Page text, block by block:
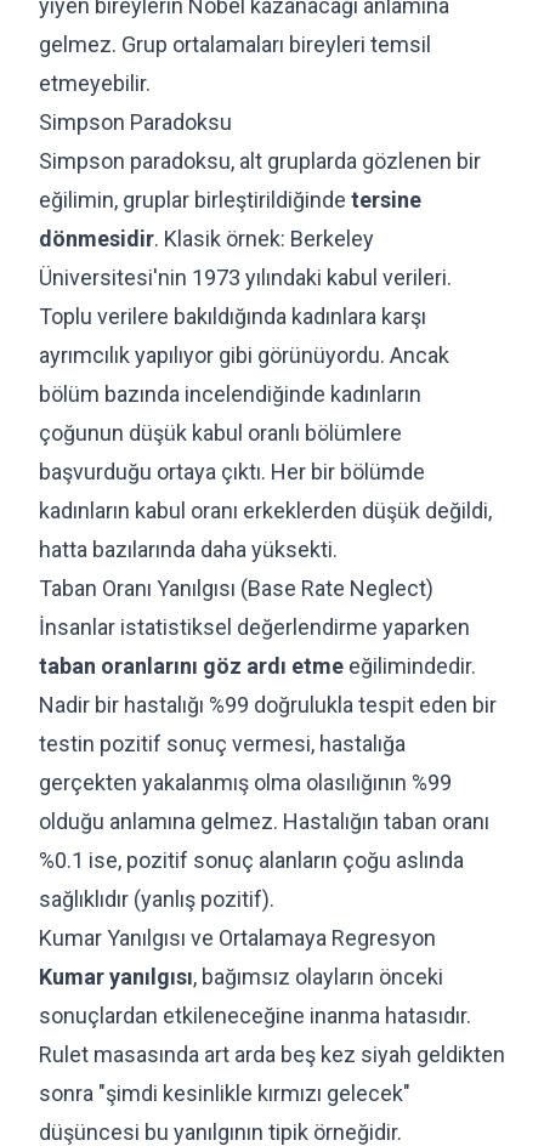
gelmez. Grup ortalamaları bireyleri temsil
etmeyebilir.
Simpson Paradoksu
Simpson paradoksu, alt gruplarda gözlenen bir
eğilimin, gruplar birleştirildiğinde tersine
dönmesidir. Klasik örnek: Berkeley
Üniversitesi'nin 1973 yılındaki kabul verileri.
Toplu verilere bakıldığında kadınlara karşı
ayrımcılık yapılıyor gibi görünüyordu. Ancak
bölüm bazında incelendiğinde kadınların
çoğunun düşük kabul oranlı bölümlere
başvurduğu ortaya çıktı. Her bir bölümde
kadınların kabul oranı erkeklerden düşük değildi,
hatta bazılarında daha yüksekti.
Taban Oranı Yanılgısı (Base Rate Neglect)
İnsanlar istatistiksel değerlendirme yaparken
taban oranlarını göz ardı etme eğilimindedir.
Nadir bir hastalığı %99 doğrulukla tespit eden bir
testin pozitif sonuç vermesi, hastalığa
gerçekten yakalanmış olma olasılığının %99
olduğu anlamına gelmez. Hastalığın taban oranı
%0.1 ise, pozitif sonuç alanların çoğu aslında
sağlıklıdır (yanlış pozitif).
Kumar Yanılgısı ve Ortalamaya Regresyon
Kumar yanılgısı, bağımsız olayların önceki
sonuçlardan etkileneceğine inanma hatasıdır.
Rulet masasında art arda beş kez siyah geldikten
sonra "şimdi kesinlikle kırmızı gelecek"
düşüncesi bu yanılgının tipik örneğidir.